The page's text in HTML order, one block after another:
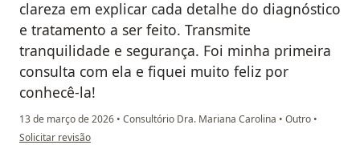
clareza em explicar cada detalhe do diagnóstico
e tratamento a ser feito. Transmite
tranquilidade e segurança. Foi minha primeira
consulta com ela e fiquei muito feliz por
conhecê-la!
13 de março de 2026 • Consultório Dra. Mariana Carolina • Outro •
na opinião do utilizador Solange Romano
Solicitar revisão